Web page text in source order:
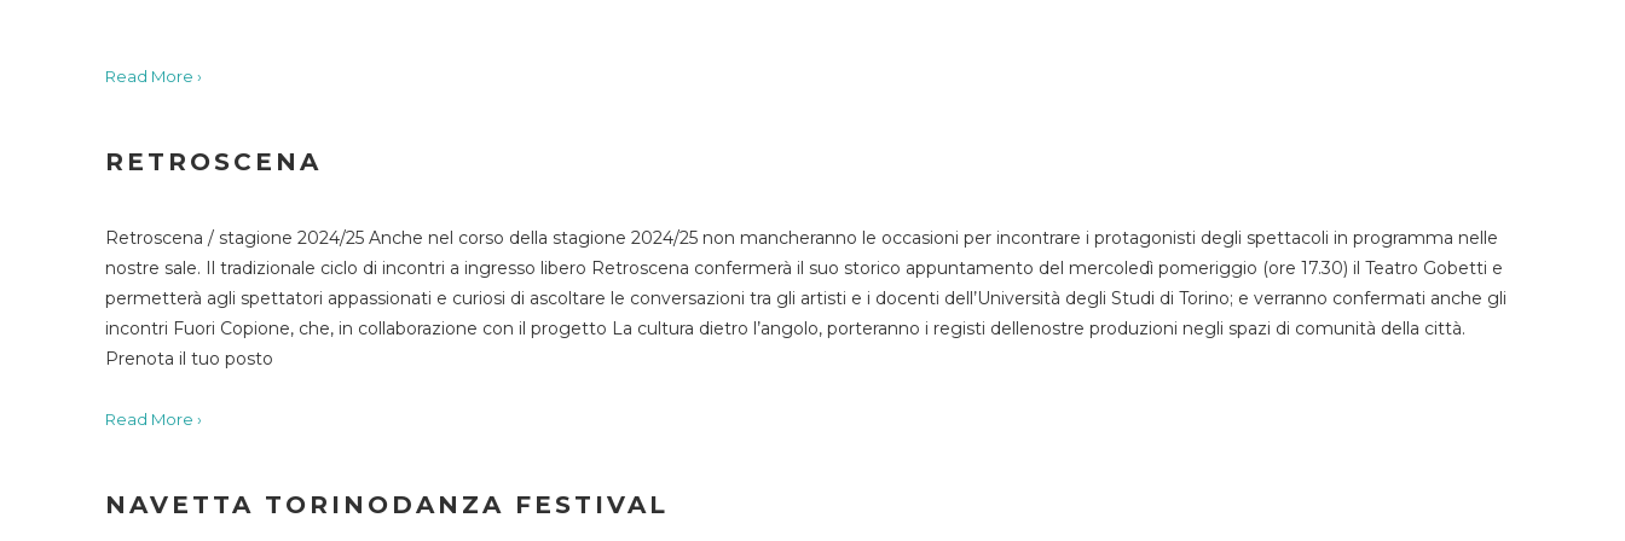
Read More ›
RETROSCENA
Retroscena / stagione 2024/25 Anche nel corso della stagione 2024/25 non mancheranno le occasioni per incontrare i protagonisti degli spettacoli in programma nelle
nostre sale. Il tradizionale ciclo di incontri a ingresso libero Retroscena confermerà il suo storico appuntamento del mercoledì pomeriggio (ore 17.30) il Teatro Gobetti e
permetterà agli spettatori appassionati e curiosi di ascoltare le conversazioni tra gli artisti e i docenti dell’Università degli Studi di Torino; e verranno confermati anche gli
incontri Fuori Copione, che, in collaborazione con il progetto La cultura dietro l’angolo, porteranno i registi dellenostre produzioni negli spazi di comunità della città.
Prenota il tuo posto
Read More ›
NAVETTA TORINODANZA FESTIVAL